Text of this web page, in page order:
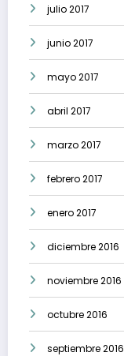
julio 2017
junio 2017
mayo 2017
abril 2017
marzo 2017
febrero 2017
enero 2017
diciembre 2016
noviembre 2016
octubre 2016
septiembre 2016